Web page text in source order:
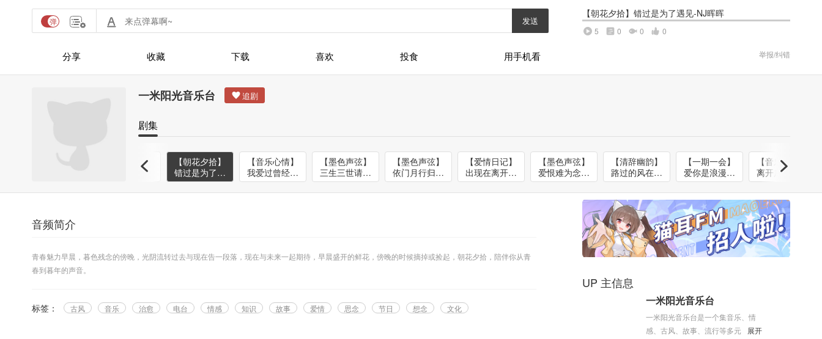
发送
分享 收藏 下载 喜欢 投食 用手机看
【朝花夕拾】错过是为了遇见-NJ晖晖
5 0 0 0
举报/纠错
一米阳光音乐台
剧集
【书墨沉香】
陌上花开佳人
【朝花夕拾】
错过是为了遇
见-NJ晖晖
【音乐心情】
我爱过曾经的
你-NJ小雨
【墨色声弦】
三生三世请不
断-NJ上古
【墨色声弦】
依门月行归空
山-NJ墨离
【爱情日记】
出现在离开之
前-NJ花朵
【墨色声弦】
爱恨难为念风
月-NJ苒苒
【清辞幽韵】
路过的风在叹
息-NJ流苏
【一期一会】
爱你是浪漫邂
逅-NJ砂匿
【音乐驿站】
离开后天荒地
老-NJ治晴
音频简介
青春魅力早晨，暮色残念的傍晚，光阴流转过去与现在告一段落，现在与未来一起期待，早晨盛开的鲜花，傍晚的时候摘掉或捡起，朝花夕拾，陪伴你从青
春到暮年的声音。
标签： 古风 音乐 治愈 电台 情感 知识 故事 爱情 思念 节日 想念 文化
UP 主信息
一米阳光音乐台
一米阳光音乐台是一个集音乐、情
感、古风、故事、流行等多元化节目
展开